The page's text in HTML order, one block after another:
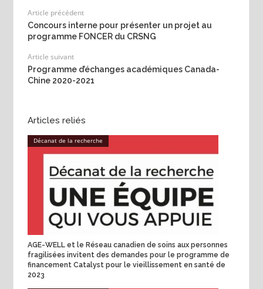
Article précédent
Concours interne pour présenter un projet au
programme FONCER du CRSNG
Article suivant
Programme d’échanges académiques Canada-
Chine 2020-2021
Articles reliés
Décanat de la recherche
AGE-WELL et le Réseau canadien de soins aux personnes
fragilisées invitent des demandes pour le programme de
financement Catalyst pour le vieillissement en santé de
2023